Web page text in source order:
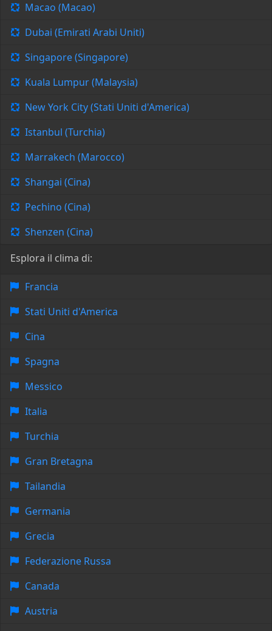
Macao (Macao)
Dubai (Emirati Arabi Uniti)
Singapore (Singapore)
Kuala Lumpur (Malaysia)
New York City (Stati Uniti d'America)
Istanbul (Turchia)
Marrakech (Marocco)
Shangai (Cina)
Pechino (Cina)
Shenzen (Cina)
Esplora il clima di:
Francia
Stati Uniti d'America
Cina
Spagna
Messico
Italia
Turchia
Gran Bretagna
Tailandia
Germania
Grecia
Federazione Russa
Canada
Austria